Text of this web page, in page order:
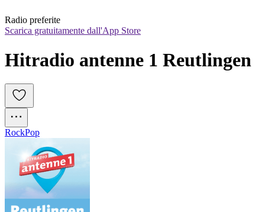
Radio preferite
Scarica gratuitamente dall'App Store
Hitradio antenne 1 Reutlingen
RockPop